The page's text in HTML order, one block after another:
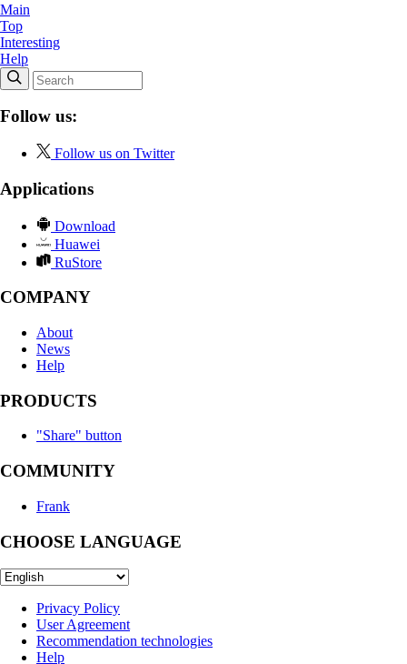
Main
Top
Interesting
Help
Follow us:
Follow us on Twitter
Applications
Download
Huawei
RuStore
COMPANY
About
News
Help
PRODUCTS
"Share" button
COMMUNITY
Frank
CHOOSE LANGUAGE
Privacy Policy
User Agreement
Recommendation technologies
Help